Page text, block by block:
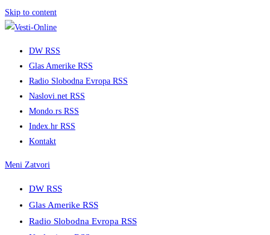
Skip to content
DW RSS
Glas Amerike RSS
Radio Slobodna Evropa RSS
Naslovi.net RSS
Mondo.rs RSS
Index.hr RSS
Kontakt
Meni Zatvori
DW RSS
Glas Amerike RSS
Radio Slobodna Evropa RSS